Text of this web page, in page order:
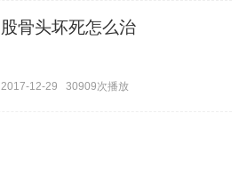
股骨头坏死怎么治
2017-12-29 30909次播放